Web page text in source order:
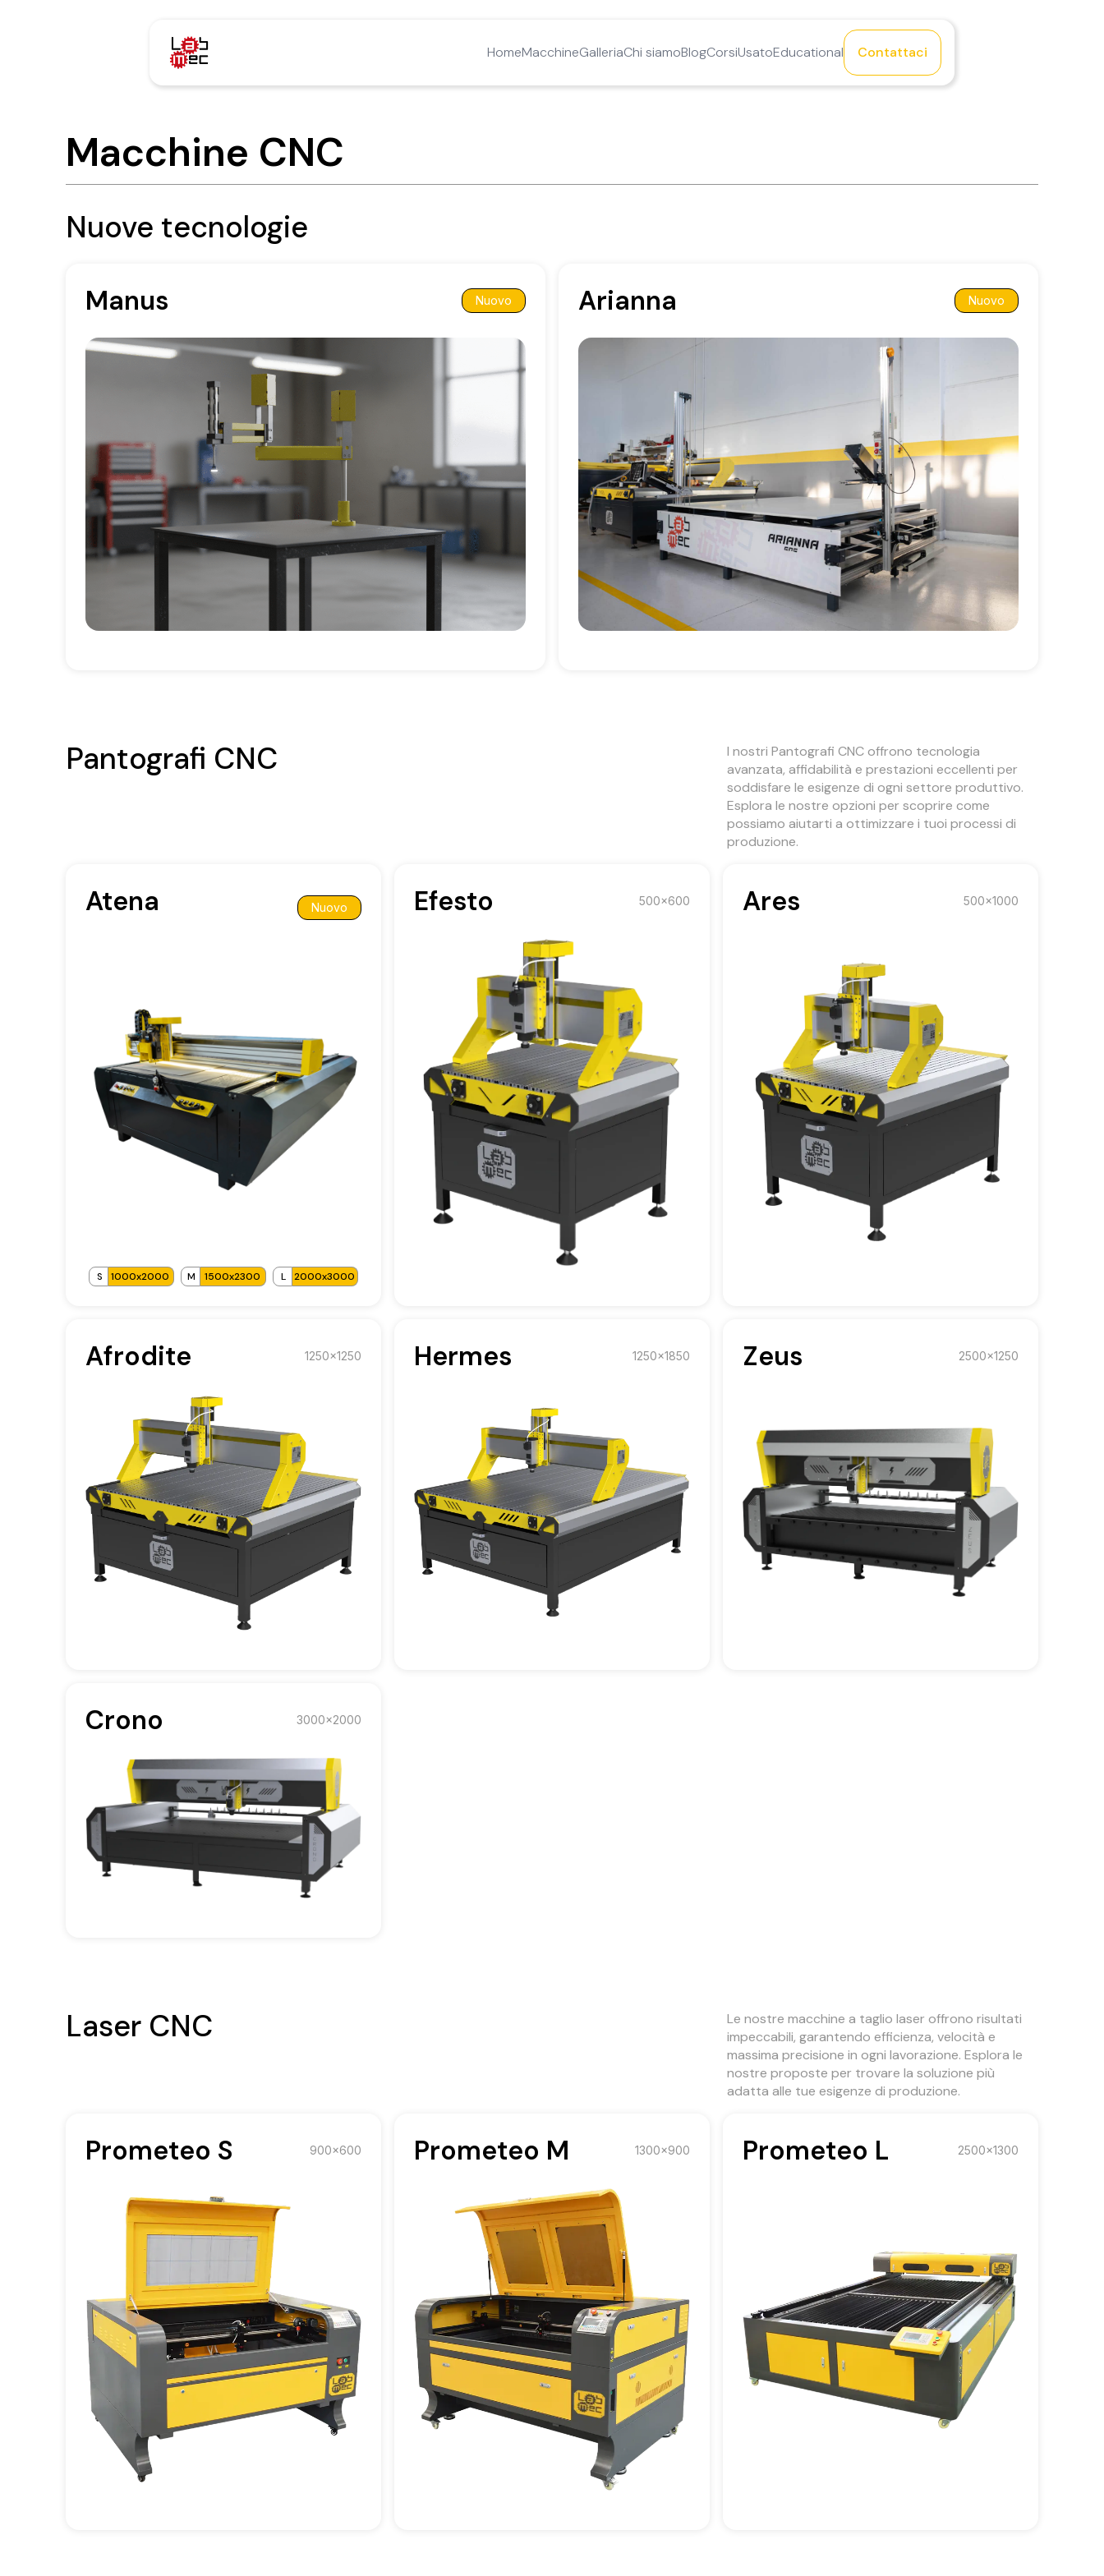
HomeMacchineGalleriaChi siamoBlogCorsiUsatoEducational Contattaci
Macchine CNC
Nuove tecnologie
Manus Nuovo Arianna Nuovo
Pantografi CNC
I nostri Pantografi CNC offrono tecnologia
avanzata, affidabilità e prestazioni eccellenti per
soddisfare le esigenze di ogni settore produttivo.
Esplora le nostre opzioni per scoprire come
possiamo aiutarti a ottimizzare i tuoi processi di
produzione.
Atena Nuovo
S 1000x2000 M 1500x2300 L 2000x3000
Efesto 500x600 Ares 500x1000
Afrodite 1250x1250 Hermes 1250x1850 Zeus 2500x1250
Crono 3000x2000
Laser CNC
Le nostre macchine a taglio laser offrono risultati
impeccabili, garantendo efficienza, velocità e
massima precisione in ogni lavorazione. Esplora le
nostre proposte per trovare la soluzione più
adatta alle tue esigenze di produzione.
Prometeo S 900x600 Prometeo M 1300x900 Prometeo L 2500x1300